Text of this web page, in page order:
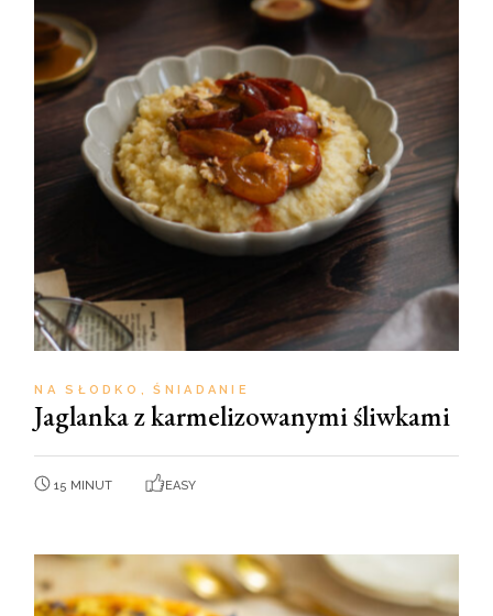
NA SŁODKO ŚNIADANIE
Jaglanka z karmelizowanymi śliwkami
15 MINUT EASY